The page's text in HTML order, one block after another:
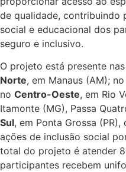
de qualidade, contribuindo
social e educacional dos
seguro e inclusivo.
O projeto está presente
Norte, em Manaus (AM); no
no Centro-Oeste, em Rio
Itamonte (MG), Passa
Sul, em Ponta Grossa
ações de inclusão social
total do projeto é atender
participantes recebem